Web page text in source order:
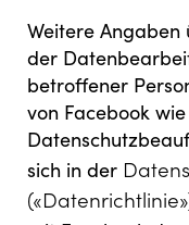
Weitere Angaben
der
betroffener
von Facebook
sich in der